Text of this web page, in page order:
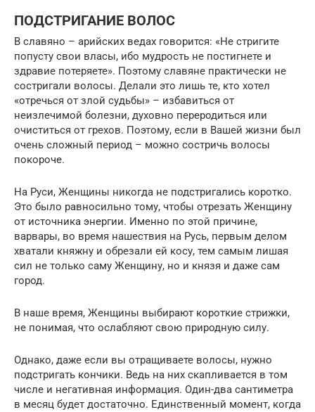
ПОДСТРИГАНИЕ ВОЛОС
В славяно – арийских ведах говорится: «Не стригите
попусту свои власы, ибо мудрость не постигнете и
здравие потеряете». Поэтому славяне практически не
состригали волосы. Делали это лишь те, кто хотел
«отречься от злой судьбы» – избавиться от
неизлечимой болезни, духовно переродиться или
очиститься от грехов. Поэтому, если в Вашей жизни был
очень сложный период – можно состричь волосы
покороче.
На Руси, Женщины никогда не подстригались коротко.
Это было равносильно тому, чтобы отрезать Женщину
от источника энергии. Именно по этой причине,
варвары, во время нашествия на Русь, первым делом
хватали княжну и обрезали ей косу, тем самым лишая
сил не только саму Женщину, но и князя и даже сам
город.
В наше время, Женщины выбирают короткие стрижки,
не понимая, что ослабляют свою природную силу.
Однако, даже если вы отращиваете волосы, нужно
подстригать кончики. Ведь на них скапливается в том
числе и негативная информация. Один-два сантиметра
в месяц будет достаточно. Единственный момент, когда